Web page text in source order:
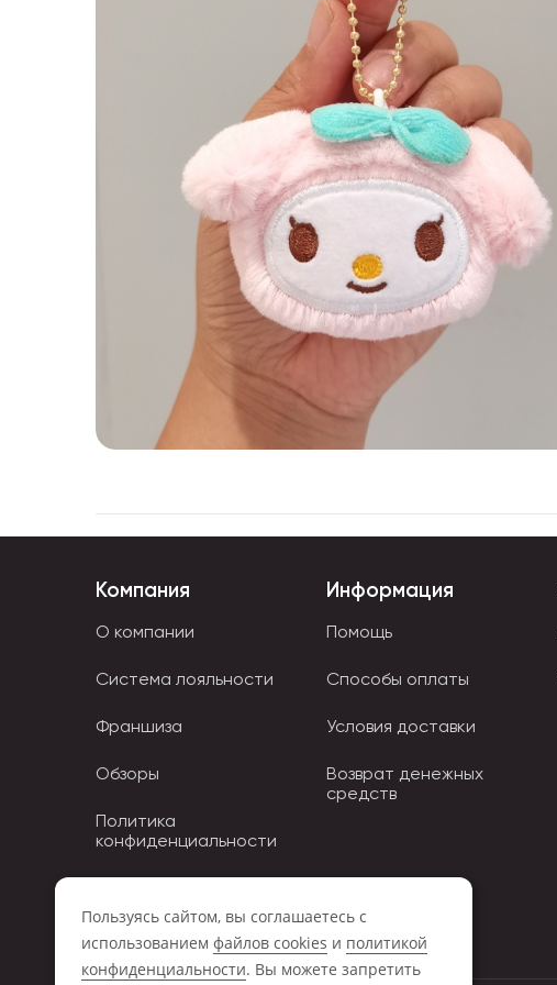
Компания
О компании
Система лояльности
Франшиза
Обзоры
Политика
конфиденциальности
Информация
Помощь
Способы оплаты
Условия доставки
Возврат денежных
средств
Пользуясь сайтом, вы соглашаетесь с
использованием файлов cookies и политикой
конфиденциальности. Вы можете запретить